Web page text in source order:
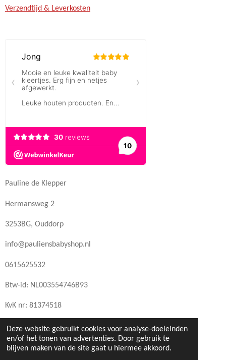
Deze website gebruikt cookies voor analyse-doeleinden
en/of het tonen van advertenties. Door gebruik te
blijven maken van de site gaat u hiermee akkoord.
Verzendtijd & Leverkosten
Pauline de Klepper
Hermansweg 2
3253BG, Ouddorp
info@pauliensbabyshop.nl
0615625532
Btw-id: NL003554746B93
KvK nr: 81374518